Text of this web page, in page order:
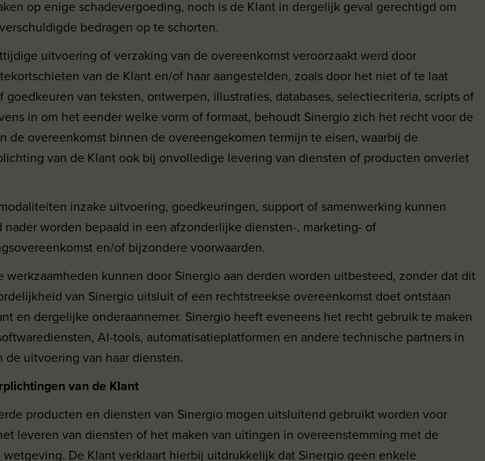
op enige schadevergoeding, noch is de Klant in dergelijk geval gerechtigd om
bedragen op te schorten.
uitvoering of verzaking van de overeenkomst veroorzaakt werd door
van de Klant en/of haar aangestelden, zoals door het niet of te laat
goedkeuren van teksten, ontwerpen, illustraties, databases, selectiecriteria, scripts of
in om het eender welke vorm of formaat, behoudt Sinergio zich het recht voor de
de overeenkomst binnen de overeengekomen termijn te eisen, waarbij de
van de Klant ook bij onvolledige levering van diensten of producten onverlet
inzake uitvoering, goedkeuringen, support of samenwerking kunnen
nader worden bepaald in een afzonderlijke diensten-, marketing- of
en/of bijzondere voorwaarden.
werkzaamheden kunnen door Sinergio aan derden worden uitbesteed, zonder dat dit
van Sinergio uitsluit of een rechtstreekse overeenkomst doet ontstaan
en dergelijke onderaannemer. Sinergio heeft eveneens het recht gebruik te maken
AI-tools, automatisatieplatformen en andere technische partners in
de uitvoering van haar diensten.
van de Klant
producten en diensten van Sinergio mogen uitsluitend gebruikt worden voor
leveren van diensten of het maken van uitingen in overeenstemming met de
De Klant verklaart hierbij uitdrukkelijk dat Sinergio geen enkele